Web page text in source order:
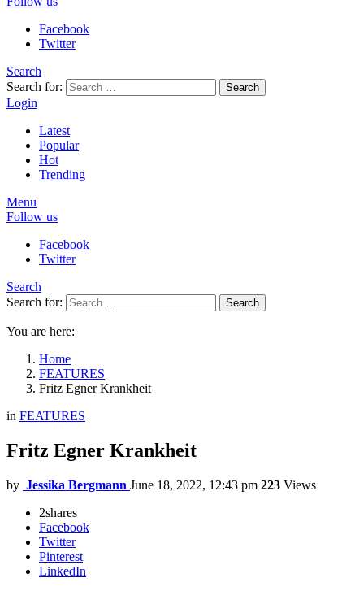
Facebook
Twitter
Search
Search for:
Search
Login
Latest
Popular
Hot
Trending
Menu
Follow us
Facebook
Twitter
Search
Search for:
Search
You are here:
Home
FEATURES
Fritz Egner Krankheit
in FEATURES
Fritz Egner Krankheit
by Jessika Bergmann June 18, 2022, 12:43 pm 223 Views
2shares
Facebook
Twitter
Pinterest
LinkedIn